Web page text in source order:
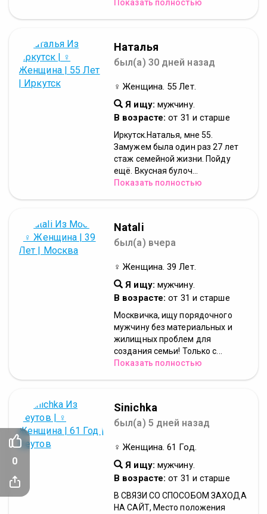
Показать полностью
Наталья
был(а) 30 дней назад
♀ Женщина. 55 Лет.
Я ищу: мужчину.
В возрасте: от 31 и старше
Иркутск.Наталья, мне 55.
Замужем была один раз 27 лет
стаж семейной жизни. Пойду
ещё. Вкусная булоч...
Показать полностью
Natali
был(а) вчера
♀ Женщина. 39 Лет.
Я ищу: мужчину.
В возрасте: от 31 и старше
Москвичка, ищу порядочного
мужчину без материальных и
жилищных проблем для
создания семьи! Только с...
Показать полностью
Sinichka
был(а) 5 дней назад
♀ Женщина. 61 Год.
Я ищу: мужчину.
В возрасте: от 31 и старше
В СВЯЗИ СО СПОСОБОМ ЗАХОДА
НА САЙТ, Место положения
0